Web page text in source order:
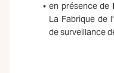
en présence de
La Fabrique de
de surveillance